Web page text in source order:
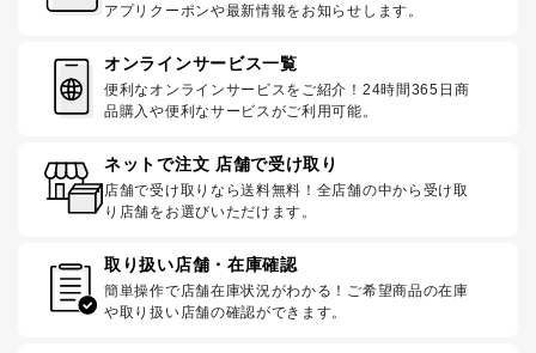
アプリクーポンや最新情報をお知らせします。
オンラインサービス一覧
便利なオンラインサービスをご紹介！24時間365日商
品購入や便利なサービスがご利用可能。
ネットで注文 店舗で受け取り
店舗で受け取りなら送料無料！全店舗の中から受け取
り店舗をお選びいただけます。
取り扱い店舗・在庫確認
簡単操作で店舗在庫状況がわかる！ご希望商品の在庫
や取り扱い店舗の確認ができます。